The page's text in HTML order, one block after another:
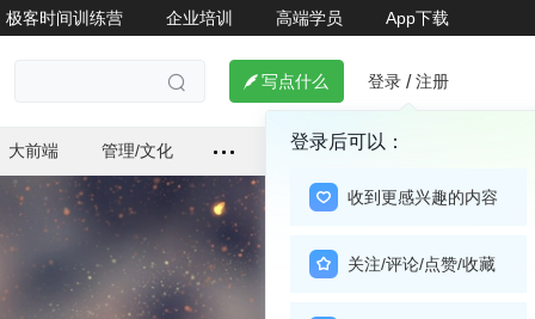
极客时间训练营 企业培训 高端学员 App下载
  写点什么 登录 / 注册
登录后可以：
收到更感兴趣的内容
关注/评论/点赞/收藏
大前端 管理/文化